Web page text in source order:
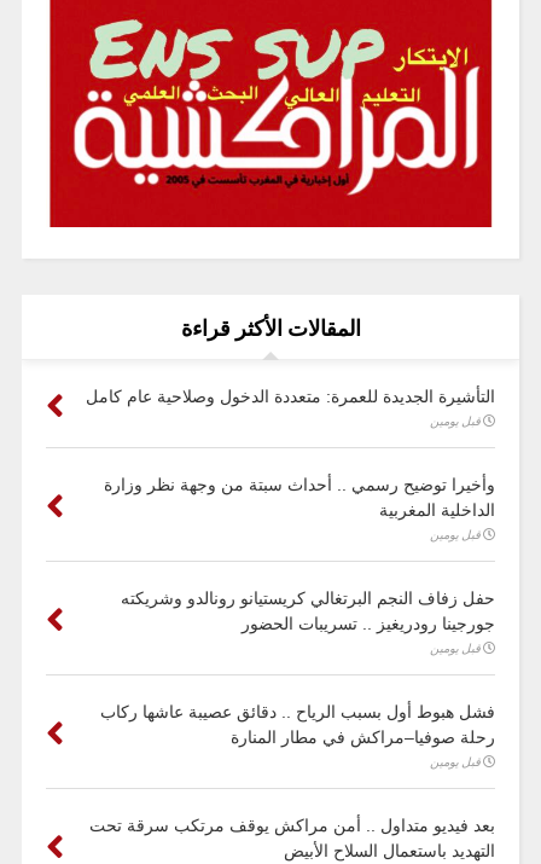
المقالات الأكثر قراءة
التأشيرة الجديدة للعمرة: متعددة الدخول وصلاحية عام كامل
قبل يومين
وأخيرا توضيح رسمي .. أحداث سبتة من وجهة نظر وزارة
الداخلية المغربية
قبل يومين
حفل زفاف النجم البرتغالي كريستيانو رونالدو وشريكته
جورجينا رودريغيز .. تسريبات الحضور
قبل يومين
فشل هبوط أول بسبب الرياح .. دقائق عصيبة عاشها ركاب
رحلة صوفيا–مراكش في مطار المنارة
قبل يومين
بعد فيديو متداول .. أمن مراكش يوقف مرتكب سرقة تحت
التهديد باستعمال السلاح الأبيض